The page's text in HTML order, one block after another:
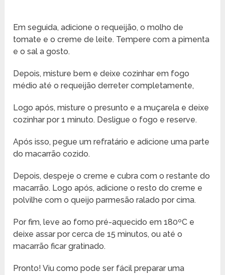
Em seguida, adicione o requeijão, o molho de
tomate e o creme de leite. Tempere com a pimenta
e o sal a gosto.
Depois, misture bem e deixe cozinhar em fogo
médio até o requeijão derreter completamente,
Logo após, misture o presunto e a muçarela e deixe
cozinhar por 1 minuto. Desligue o fogo e reserve.
Após isso, pegue um refratário e adicione uma parte
do macarrão cozido.
Depois, despeje o creme e cubra com o restante do
macarrão. Logo após, adicione o resto do creme e
polvilhe com o queijo parmesão ralado por cima.
Por fim, leve ao forno pré-aquecido em 180ºC e
deixe assar por cerca de 15 minutos, ou até o
macarrão ficar gratinado.
Pronto! Viu como pode ser fácil preparar uma